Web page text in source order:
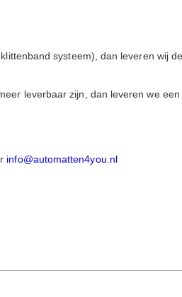
systeem), dan leveren wij
leverbaar zijn, dan leveren we een
info@automatten4you.nl